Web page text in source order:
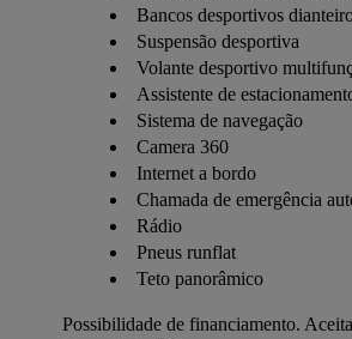
Bancos desportivos
Suspensão desportiva
Volante desportivo
Assistente de
Sistema de navegação
Camera 360
Internet a bordo
Chamada de emergência
Rádio
Pneus runflat
Teto panorâmico
Possibilidade de financiamento.